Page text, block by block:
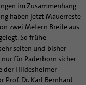
im Zusammenhang
haben jetzt Mauerreste
zwei Metern Breite aus
So frühe
selten und bisher
für Paderborn sicher
der Hildesheimer
Prof. Dr. Karl Bernhard